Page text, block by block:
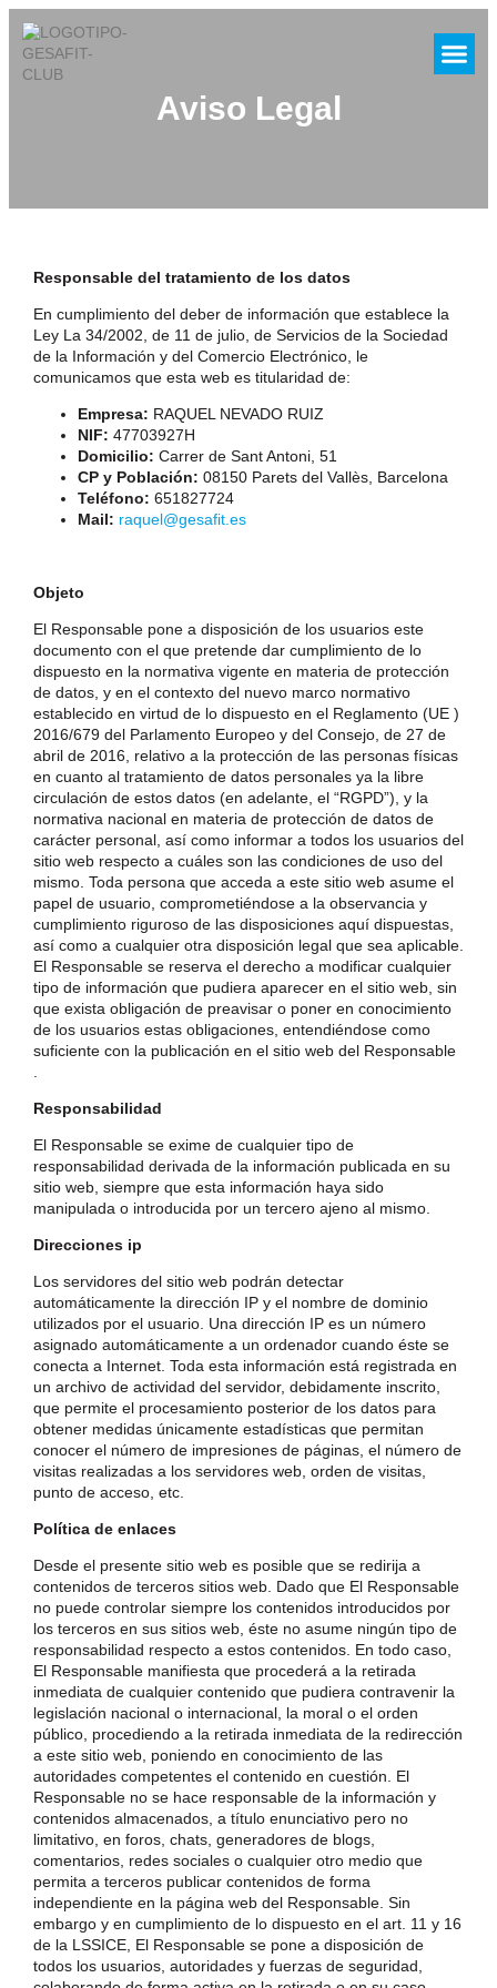
Aviso Legal
Responsable del tratamiento de los datos
En cumplimiento del deber de información que establece la
Ley La 34/2002, de 11 de julio, de Servicios de la Sociedad
de la Información y del Comercio Electrónico, le
comunicamos que esta web es titularidad de:
Empresa: RAQUEL NEVADO RUIZ
NIF: 47703927H
Domicilio: Carrer de Sant Antoni, 51
CP y Población: 08150 Parets del Vallès, Barcelona
Teléfono: 651827724
Mail: raquel@gesafit.es
Objeto
El Responsable pone a disposición de los usuarios este
documento con el que pretende dar cumplimiento de lo
dispuesto en la normativa vigente en materia de protección
de datos, y en el contexto del nuevo marco normativo
establecido en virtud de lo dispuesto en el Reglamento (UE )
2016/679 del Parlamento Europeo y del Consejo, de 27 de
abril de 2016, relativo a la protección de las personas físicas
en cuanto al tratamiento de datos personales ya la libre
circulación de estos datos (en adelante, el “RGPD”), y la
normativa nacional en materia de protección de datos de
carácter personal, así como informar a todos los usuarios del
sitio web respecto a cuáles son las condiciones de uso del
mismo. Toda persona que acceda a este sitio web asume el
papel de usuario, comprometiéndose a la observancia y
cumplimiento riguroso de las disposiciones aquí dispuestas,
así como a cualquier otra disposición legal que sea aplicable.
El Responsable se reserva el derecho a modificar cualquier
tipo de información que pudiera aparecer en el sitio web, sin
que exista obligación de preavisar o poner en conocimiento
de los usuarios estas obligaciones, entendiéndose como
suficiente con la publicación en el sitio web del Responsable
Responsabilidad
El Responsable se exime de cualquier tipo de
responsabilidad derivada de la información publicada en su
sitio web, siempre que esta información haya sido
manipulada o introducida por un tercero ajeno al mismo.
Direcciones ip
Los servidores del sitio web podrán detectar
automáticamente la dirección IP y el nombre de dominio
utilizados por el usuario. Una dirección IP es un número
asignado automáticamente a un ordenador cuando éste se
conecta a Internet. Toda esta información está registrada en
un archivo de actividad del servidor, debidamente inscrito,
que permite el procesamiento posterior de los datos para
obtener medidas únicamente estadísticas que permitan
conocer el número de impresiones de páginas, el número de
visitas realizadas a los servidores web, orden de visitas,
punto de acceso, etc.
Política de enlaces
Desde el presente sitio web es posible que se redirija a
contenidos de terceros sitios web. Dado que El Responsable
no puede controlar siempre los contenidos introducidos por
los terceros en sus sitios web, éste no asume ningún tipo de
responsabilidad respecto a estos contenidos. En todo caso,
El Responsable manifiesta que procederá a la retirada
inmediata de cualquier contenido que pudiera contravenir la
legislación nacional o internacional, la moral o el orden
público, procediendo a la retirada inmediata de la redirección
a este sitio web, poniendo en conocimiento de las
autoridades competentes el contenido en cuestión. El
Responsable no se hace responsable de la información y
contenidos almacenados, a título enunciativo pero no
limitativo, en foros, chats, generadores de blogs,
comentarios, redes sociales o cualquier otro medio que
permita a terceros publicar contenidos de forma
independiente en la página web del Responsable. Sin
embargo y en cumplimiento de lo dispuesto en el art. 11 y 16
de la LSSICE, El Responsable se pone a disposición de
todos los usuarios, autoridades y fuerzas de seguridad,